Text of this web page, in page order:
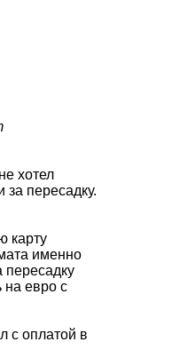
хотел
за пересадку.
карту
именно
пересадку
на евро с
с оплатой в